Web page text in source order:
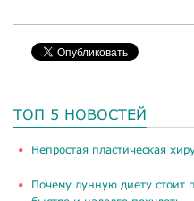
ТОП 5 НОВОСТЕЙ
​Непростая пластическая
Почему лунную диету стоит